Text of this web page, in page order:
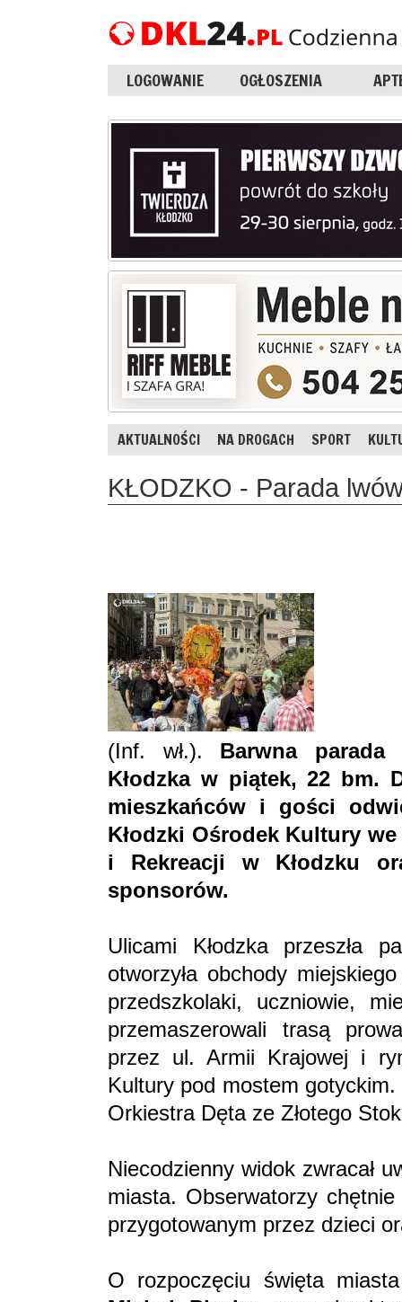
LOGOWANIE OGŁOSZENIA
AKTUALNOŚCI NA DROGACH SPORT
KŁODZKO - Parada
(Inf. wł.). Barwna parada
Kłodzka w piątek, 22 bm.
mieszkańców i gości
Kłodzki Ośrodek Kultury
i Rekreacji w Kłodzku
sponsorów.
Ulicami Kłodzka przeszła
otworzyła obchody
przedszkolaki, uczniowie,
przemaszerowali trasą
przez ul. Armii Krajowej i
Kultury pod mostem
Orkiestra Dęta ze Złotego
Niecodzienny widok zwracał
miasta. Obserwatorzy
przygotowanym przez dzieci
O rozpoczęciu święta